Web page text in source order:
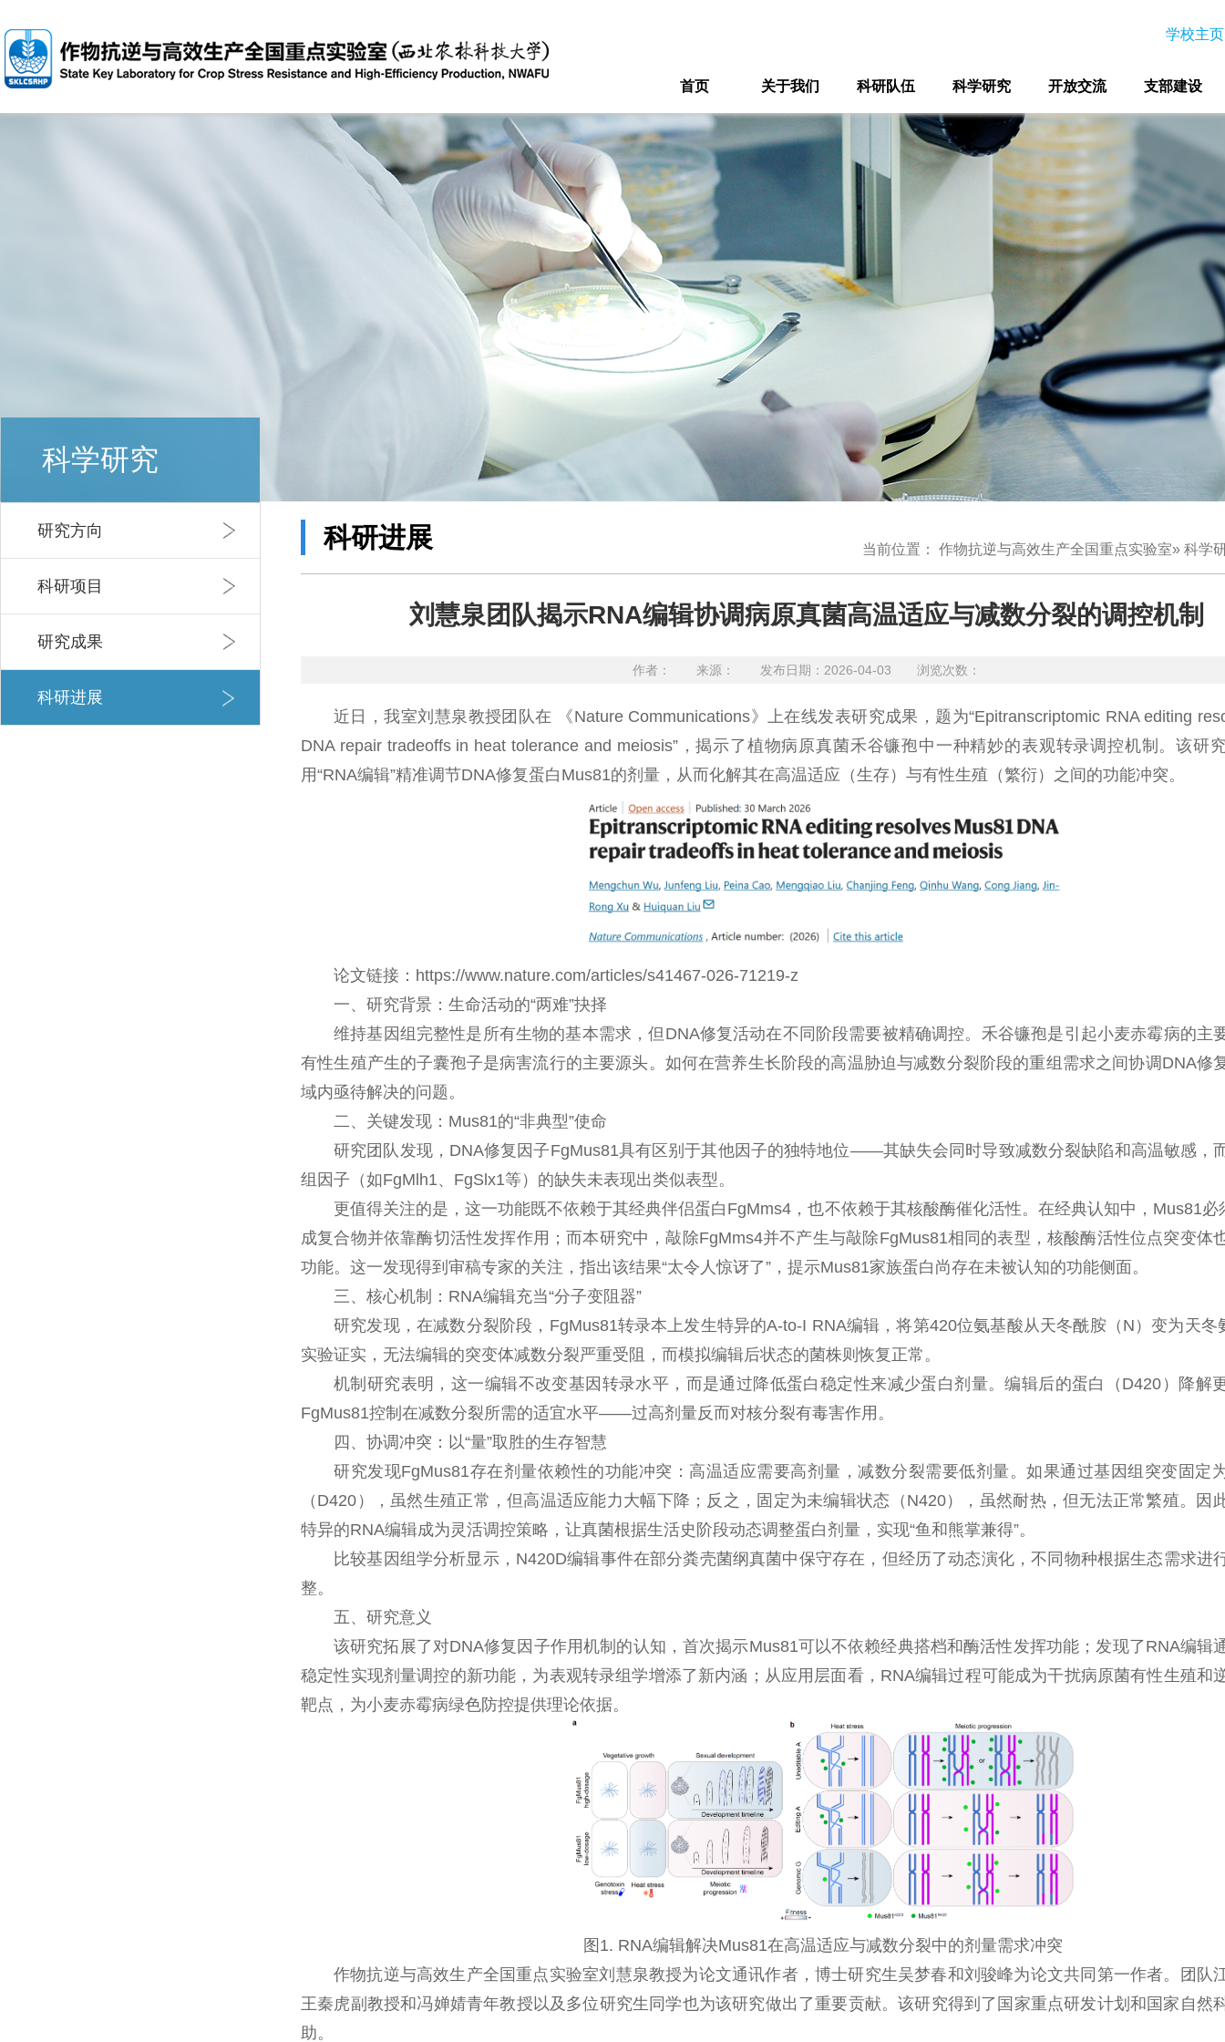
学校主页
首页 关于我们 科研队伍 科学研究 开放交流 支部建设
科学研究
研究方向
科研项目
研究成果
科研进展
当前位置： 作物抗逆与高效生产全国重点实验室» 科学
科研进展
刘慧泉团队揭示RNA编辑协调病原真菌高温适应与减数分裂的调控机制
作者： 来源： 发布日期：2026-04-03 浏览次数：
近日，我室刘慧泉教授团队在 《Nature Communications》上在线发表研究成果，题为“Epitranscriptomic RNA editing
DNA repair tradeoffs in heat tolerance and meiosis”，揭示了植物病原真菌禾谷镰孢中一种精妙的表观转录调控机制。该研
用“RNA编辑”精准调节DNA修复蛋白Mus81的剂量，从而化解其在高温适应（生存）与有性生殖（繁衍）之间的功能冲突。
论文链接：https://www.nature.com/articles/s41467-026-71219-z
一、研究背景：生命活动的“两难”抉择
维持基因组完整性是所有生物的基本需求，但DNA修复活动在不同阶段需要被精确调控。禾谷镰孢是引起小麦赤霉病的主
有性生殖产生的子囊孢子是病害流行的主要源头。如何在营养生长阶段的高温胁迫与减数分裂阶段的重组需求之间协调DNA修
域内亟待解决的问题。
二、关键发现：Mus81的“非典型”使命
研究团队发现，DNA修复因子FgMus81具有区别于其他因子的独特地位——其缺失会同时导致减数分裂缺陷和高温敏感，
组因子（如FgMlh1、FgSlx1等）的缺失未表现出类似表型。
更值得关注的是，这一功能既不依赖于其经典伴侣蛋白FgMms4，也不依赖于其核酸酶催化活性。在经典认知中，Mus81必
成复合物并依靠酶切活性发挥作用；而本研究中，敲除FgMms4并不产生与敲除FgMus81相同的表型，核酸酶活性位点突变体
功能。这一发现得到审稿专家的关注，指出该结果“太令人惊讶了”，提示Mus81家族蛋白尚存在未被认知的功能侧面。
三、核心机制：RNA编辑充当“分子变阻器”
研究发现，在减数分裂阶段，FgMus81转录本上发生特异的A-to-I RNA编辑，将第420位氨基酸从天冬酰胺（N）变为天冬
实验证实，无法编辑的突变体减数分裂严重受阻，而模拟编辑后状态的菌株则恢复正常。
机制研究表明，这一编辑不改变基因转录水平，而是通过降低蛋白稳定性来减少蛋白剂量。编辑后的蛋白（D420）降解
FgMus81控制在减数分裂所需的适宜水平——过高剂量反而对核分裂有毒害作用。
四、协调冲突：以“量”取胜的生存智慧
研究发现FgMus81存在剂量依赖性的功能冲突：高温适应需要高剂量，减数分裂需要低剂量。如果通过基因组突变固定
（D420），虽然生殖正常，但高温适应能力大幅下降；反之，固定为未编辑状态（N420），虽然耐热，但无法正常繁殖。因
特异的RNA编辑成为灵活调控策略，让真菌根据生活史阶段动态调整蛋白剂量，实现“鱼和熊掌兼得”。
比较基因组学分析显示，N420D编辑事件在部分粪壳菌纲真菌中保守存在，但经历了动态演化，不同物种根据生态需求进
整。
五、研究意义
该研究拓展了对DNA修复因子作用机制的认知，首次揭示Mus81可以不依赖经典搭档和酶活性发挥功能；发现了RNA编辑
稳定性实现剂量调控的新功能，为表观转录组学增添了新内涵；从应用层面看，RNA编辑过程可能成为干扰病原菌有性生殖和
靶点，为小麦赤霉病绿色防控提供理论依据。
图1. RNA编辑解决Mus81在高温适应与减数分裂中的剂量需求冲突
作物抗逆与高效生产全国重点实验室刘慧泉教授为论文通讯作者，博士研究生吴梦春和刘骏峰为论文共同第一作者。团队
王秦虎副教授和冯婵婧青年教授以及多位研究生同学也为该研究做出了重要贡献。该研究得到了国家重点研发计划和国家自然
助。